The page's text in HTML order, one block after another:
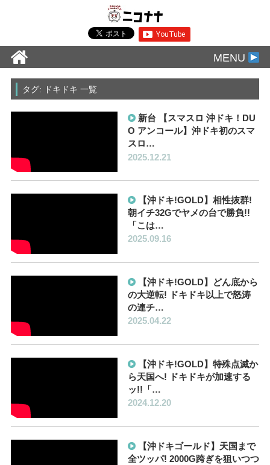
MENU
タグ: ドキドキ 一覧
新台 【スマスロ 沖ドキ！DU
O アンコール】沖ドキ初のスマ
スロ…
2025.12.21
【沖ドキ!GOLD】相性抜群!
朝イチ32Gでヤメの台で勝負!!
「こは…
2025.09.16
【沖ドキ!GOLD】どん底から
の大逆転! ドキドキ以上で怒涛
の連チ…
2025.04.22
【沖ドキ!GOLD】特殊点滅か
ら天国へ! ドキドキが加速する
ッ!!「…
2024.12.20
【沖ドキゴールド】天国まで
全ツッパ! 2000G跨ぎを狙いつつ